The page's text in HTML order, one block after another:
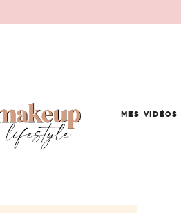
MES VIDÉOS